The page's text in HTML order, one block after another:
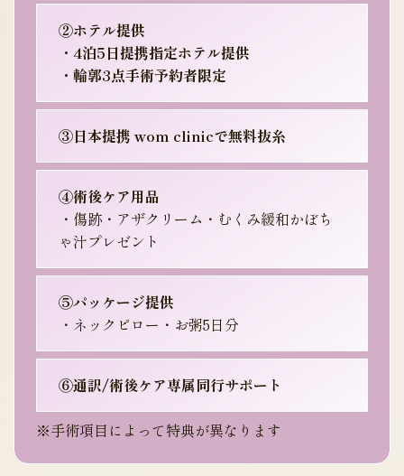
②ホテル提供
・4泊5日提携指定ホテル提供
・輪郭3点手術予約者限定
③日本提携 wom clinicで無料抜糸
④術後ケア用品
・傷跡・アザクリーム・むくみ緩和かぼち
ゃ汁プレゼント
⑤パッケージ提供
・ネックピロー・お粥5日分
⑥通訳/術後ケア専属同行サポート
※手術項目によって特典が異なります